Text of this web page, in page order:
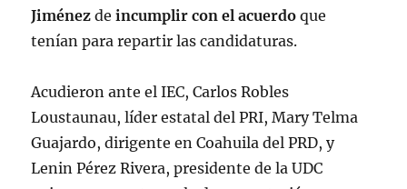
Jiménezdeincumplir con el acuerdo que
tenían para repartir las candidaturas.
Acudieron ante el IEC, Carlos Robles
Loustaunau, líder estatal del PRI, Mary Telma
Guajardo, dirigente en Coahuila del PRD, y
Lenin Pérez Rivera, presidente de la UDC